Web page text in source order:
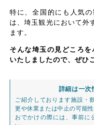
特に、全国的にも人気
は、埼玉観光において外
ます。
そんな埼玉の見どころ
いたしましたので、ぜひ
詳細は一次
ご紹介しております施設・
更や休業または中止の可能性
おでかけの際には、事前に